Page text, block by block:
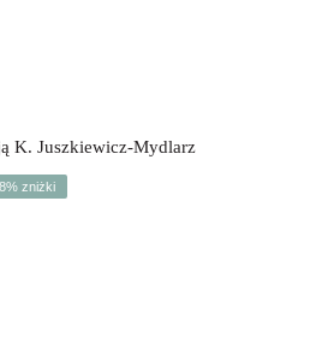
K. Juszkiewicz-Mydlarz
zniżki